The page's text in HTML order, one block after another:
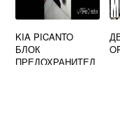
KIA PICANTO
БЛОК
ПРЕДОХРАНИТЕЛ